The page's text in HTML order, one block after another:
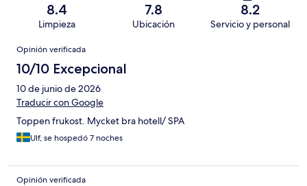
8.4
Limpieza
7.8
Ubicación
8.2
Servicio y personal
Opiniones
Opinión verificada
10/10 Excepcional
10 de junio de 2026
Traducir con Google
Toppen frukost. Mycket bra hotell/ SPA
Ulf, se hospedó 7 noches
Opinión verificada